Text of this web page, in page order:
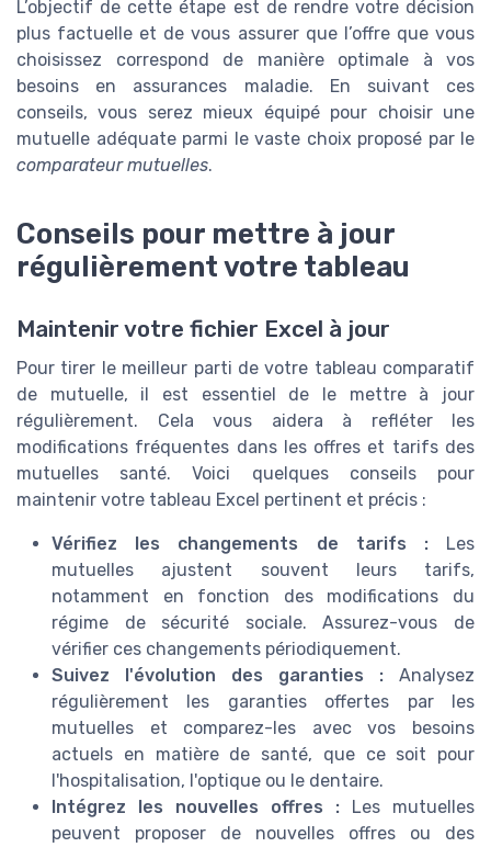
L’objectif de cette étape est de rendre votre décision
plus factuelle et de vous assurer que l’offre que vous
choisissez correspond de manière optimale à vos
besoins en assurances maladie. En suivant ces
conseils, vous serez mieux équipé pour choisir une
mutuelle adéquate parmi le vaste choix proposé par le
comparateur mutuelles.
Conseils pour mettre à jour
régulièrement votre tableau
Maintenir votre fichier Excel à jour
Pour tirer le meilleur parti de votre tableau comparatif
de mutuelle, il est essentiel de le mettre à jour
régulièrement. Cela vous aidera à refléter les
modifications fréquentes dans les offres et tarifs des
mutuelles santé. Voici quelques conseils pour
maintenir votre tableau Excel pertinent et précis :
Vérifiez les changements de tarifs :Les
mutuelles ajustent souvent leurs tarifs,
notamment en fonction des modifications du
régime de sécurité sociale. Assurez-vous de
vérifier ces changements périodiquement.
Suivez l'évolution des garanties : Analysez
régulièrement les garanties offertes par les
mutuelles et comparez-les avec vos besoins
actuels en matière de santé, que ce soit pour
l'hospitalisation, l'optique ou le dentaire.
Intégrez les nouvelles offres : Les mutuelles
peuvent proposer de nouvelles offres ou des